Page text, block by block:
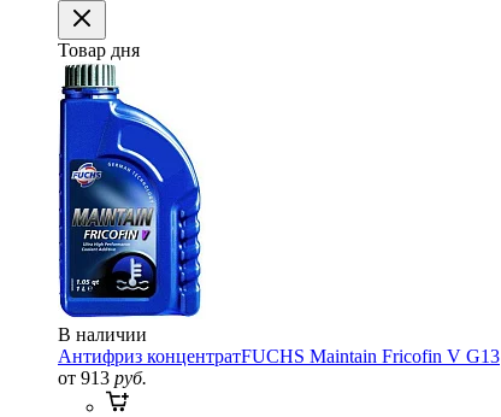
Товар дня
В наличии
Антифриз концентратFUCHS Maintain Fricofin V G13
от 913 руб.